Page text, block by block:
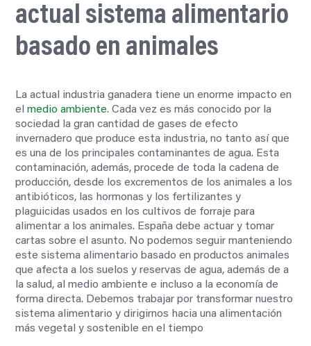
actual sistema alimentario
basado en animales
La actual industria ganadera tiene un enorme impacto en
elmedio ambiente. Cada vez es más conocido por la
sociedad la gran cantidad de gases de efecto
invernadero que produce esta industria, no tanto así que
es una de los principales contaminantes de agua. Esta
contaminación, además, procede de toda la cadena de
producción, desde los excrementos de los animales a los
antibióticos, las hormonas y los fertilizantes y
plaguicidas usados en los cultivos de forraje para
alimentar a los animales. España debe actuar y tomar
cartas sobre el asunto. No podemos seguir manteniendo
este sistema alimentario basado en productos animales
que afecta a los suelos y reservas de agua, además de a
la salud, al medio ambiente e incluso a la economía de
forma directa. Debemos trabajar por transformar nuestro
sistema alimentario y dirigirnos hacia una alimentación
más vegetal y sostenible en el tiempo